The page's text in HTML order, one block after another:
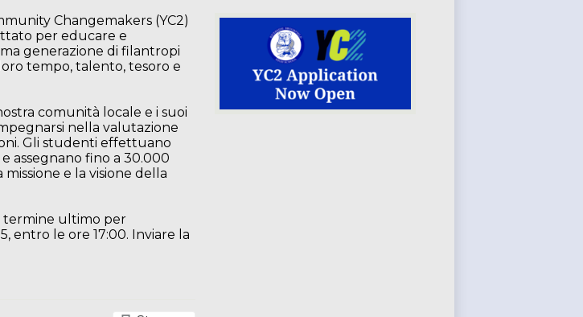
Changemakers (YC2)
per educare e
generazione di filantropi
tempo, talento, tesoro e
comunità locale e i suoi
nella valutazione
Gli studenti effettuano
assegnano fino a 30.000
e la visione della
termine ultimo per
entro le ore 17:00. Inviare la